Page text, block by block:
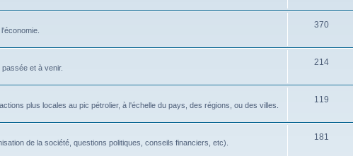
370
et à venir.
214
plus locales au pic pétrolier, à l'échelle du pays, des régions, ou des villes.
119
de la société, questions politiques, conseils financiers, etc).
181